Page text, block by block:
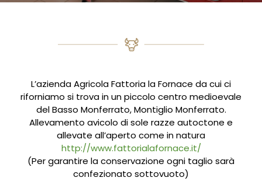
L’azienda Agricola Fattoria la Fornace da cui ci
riforniamo si trova in un piccolo centro medioevale
del Basso Monferrato, Montiglio Monferrato.
Allevamento avicolo di sole razze autoctone e
allevate all’aperto come in natura
http://www.fattorialafornace.it/
(Per garantire la conservazione ogni taglio sarà
confezionato sottovuoto)